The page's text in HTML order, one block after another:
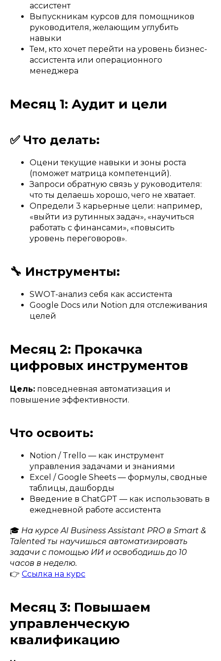
ассистент
Выпускникам курсов для помощников
руководителя, желающим углубить
навыки
Тем, кто хочет перейти на уровень бизнес-
ассистента или операционного
менеджера
Месяц 1: Аудит и цели
✅ Что делать:
Оцени текущие навыки и зоны роста
(поможет матрица компетенций).
Запроси обратную связь у руководителя:
что ты делаешь хорошо, чего не хватает.
Определи 3 карьерные цели: например,
«выйти из рутинных задач», «научиться
работать с финансами», «повысить
уровень переговоров».
🔧 Инструменты:
SWOT-анализ себя как ассистента
Google Docs или Notion для отслеживания
целей
Месяц 2: Прокачка
цифровых инструментов
Цель: повседневная автоматизация и
повышение эффективности.
Что освоить:
Notion / Trello — как инструмент
управления задачами и знаниями
Excel / Google Sheets — формулы, сводные
таблицы, дашборды
Введение в ChatGPT — как использовать в
ежедневной работе ассистента
🎓 На курсе AI Business Assistant PRO в Smart &
Talented ты научишься автоматизировать
задачи с помощью ИИ и освободишь до 10
часов в неделю.
👉 Ссылка на курс
Месяц 3: Повышаем
управленческую
квалификацию